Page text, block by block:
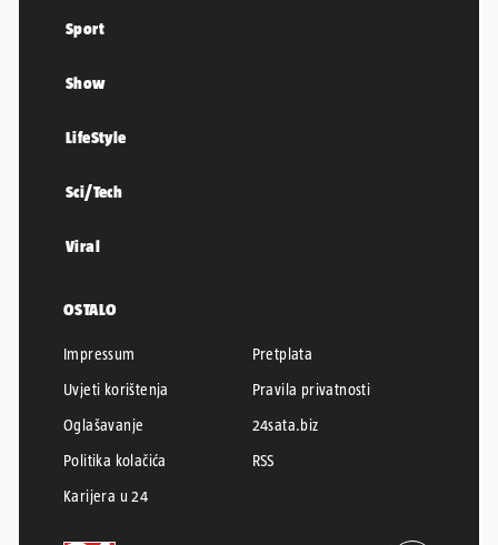
Sport
Show
LifeStyle
Sci/Tech
Viral
OSTALO
Impressum
Pretplata
Uvjeti korištenja
Pravila privatnosti
Oglašavanje
24sata.biz
Politika kolačića
RSS
Karijera u 24